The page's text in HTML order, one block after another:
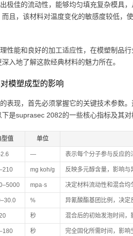
极佳的流动性，能够均匀填充复杂模具
且，该材料对温度变化的敏感度较低，
性能和良好的加工适应性，在模塑制品
入地了解这款经典材料的魅力所在。
模塑成型的影响
表现，首先必须掌握它的关键技术参数
是suprasec 2082的一些核心指标及其对
型值 单位
— 表示每个分子参与反应
mg koh/g 反映多元醇含量，影响
mpa·s 决定材料流动性和混合
% 异氰酸酯基团比例，决
秒 混合后的初始发泡时间，
秒 完全固化所需时间，影响